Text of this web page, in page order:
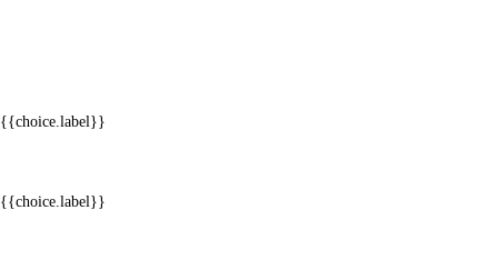
{{choice.label}}
{{choice.label}}